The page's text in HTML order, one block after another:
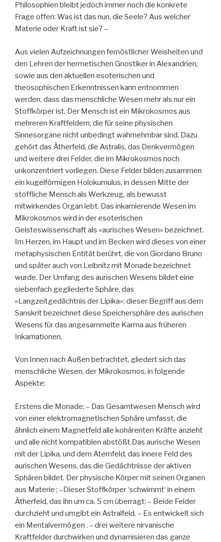
Philosophien bleibt jedoch immer noch die konkrete
Frage offen: Was ist das nun, die Seele? Aus welcher
Materie oder Kraft ist sie? –
Aus vielen Aufzeichnungen fernöstlicher Weisheiten und
den Lehren der hermetischen Gnostiker in Alexandrien,
sowie aus den aktuellen esoterischen und
theosophischen Erkenntnissen kann entnommen
werden, dass das menschliche Wesen mehr als nur ein
Stoffkörper ist. Der Mensch ist ein Mikrokosmos aus
mehreren Kraftfeldern, die für seine physischen
Sinnesorgane nicht unbedingt wahrnehmbar sind. Dazu
gehört das Ätherfeld, die Astralis, das Denkvermögen
und weitere drei Felder, die im Mikrokosmos noch
unkonzentriert vorliegen. Diese Felder bilden zusammen
ein kugelförmigen Holokumulus, in dessen Mitte der
stoffliche Mensch als Werkzeug, als bewusst
mitwirkendes Organ lebt. Das inkarnierende Wesen im
Mikrokosmos wird in der esoterischen
Geisteswissenschaft als «aurisches Wesen» bezeichnet.
Im Herzen, im Haupt und im Becken wird dieses von einer
metaphysischen Entität berührt, die von Giordano Bruno
und später auch von Leibnitz mit Monade bezeichnet
wurde. Der Umfang des aurischen Wesens bildet eine
siebenfach gegliederte Sphäre, das
«Langzeitgedächtnis der Lipika»; dieser Begriff aus dem
Sanskrit bezeichnet diese Speichersphäre des aurischen
Wesens für das angesammelte Karma aus früheren
Inkarnationen.
Von Innen nach Außen betrachtet, gliedert sich das
menschliche Wesen, der Mikrokosmos, in folgende
Aspekte:
Erstens die Monade; – Das Gesamtwesen Mensch wird
von einer elektromagnetischen Sphäre umfasst, die
ähnlich einem Magnetfeld alle kohärenten Kräfte anzieht
und alle nicht kompatiblen abstößt.Das aurische Wesen
mit der Lipika, und dem Atemfeld, das innere Feld des
aurischen Wesens, das die Gedächtnisse der aktiven
Sphären bildet. Der physische Körper mit seinen Organen
aus Materie ; –Dieser Stoffkörper ‘schwimmt‘ in einem
Ätherfeld, das ihn um ca. 5 cm überragt; – Beide Felder
durchzieht und umgibt ein Astralfeld. – Es entwickelt sich
ein Mentalvermögen . – drei weitere nirvanische
Kraftfelder durchwirken und dynamisieren das ganze